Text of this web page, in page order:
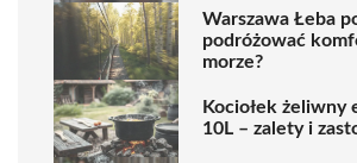
Warszawa Łeba
podróżować
morze?
Kociołek żeliwny
10L – zalety i